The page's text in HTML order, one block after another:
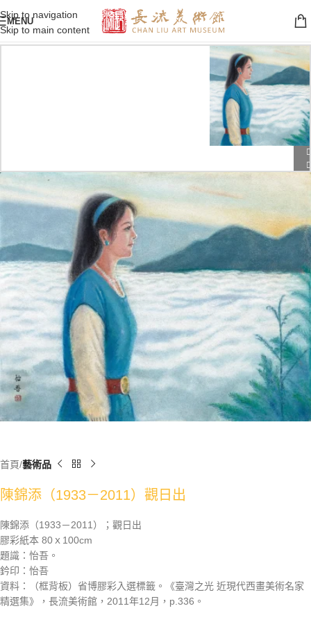
Skip to navigation
Skip to main content
MENU
首頁 藝術品
陳錦添（1933－2011）觀日出
陳錦添（1933－2011）；觀日出
膠彩紙本 80ｘ100cm
題識：怡吾。
鈐印：怡吾
資料：（框背板）省博膠彩入選標籤。《臺灣之光 近現代西畫美術名家
精選集》，長流美術館，2011年12月，p.336。